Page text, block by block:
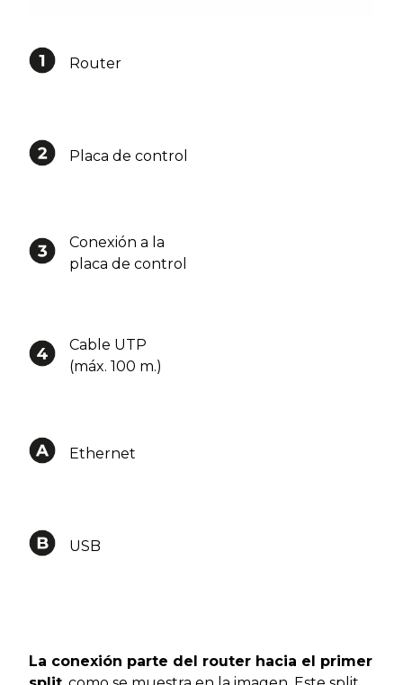
Router
Placa de control
Conexión a la
placa de control
Cable UTP
(máx. 100 m.)
Ethernet
USB
La conexión parte del router hacia el primer